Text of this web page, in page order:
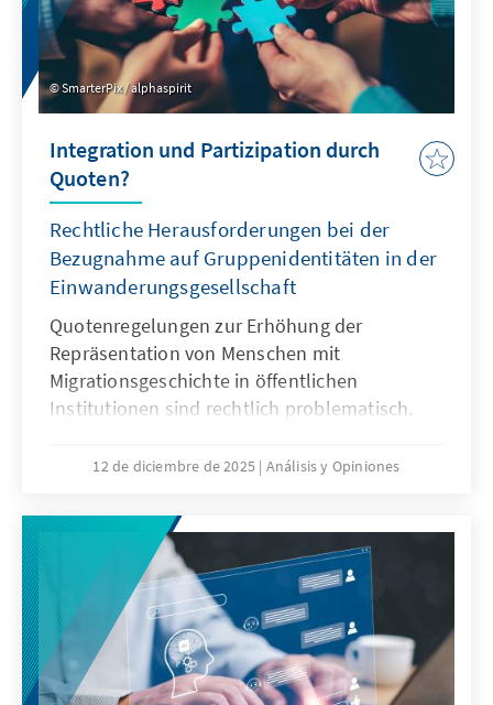
SmarterPix / alphaspirit
Integration und Partizipation durch
Quoten?
Rechtliche Herausforderungen bei der
Bezugnahme auf Gruppenidentitäten in der
Einwanderungsgesellschaft
Quotenregelungen zur Erhöhung der
Repräsentation von Menschen mit
Migrationsgeschichte in öffentlichen
Institutionen sind rechtlich problematisch.
nach Herkunft. Für Quoten zugunsten von
verfassungsrechtliche Grundlage. Das Papier
zeigt: Sonderregelungen für neu
eingewanderte Menschen sind nur zu Beginn
sinnvoll. Später besteht die herausfordernde
Aufgabe der Abgrenzung der Gruppe.
12 de diciembre de 2025 Análisis y Opiniones